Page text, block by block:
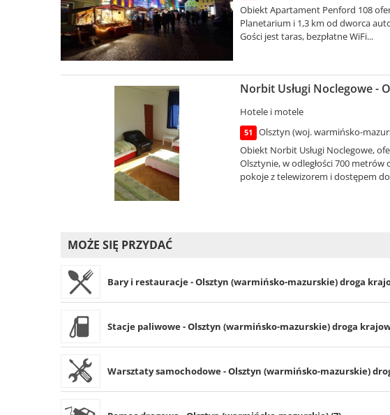
Obiekt Apartament Penford 108
Planetarium i 1,3 km od dworca
Gości jest taras, bezpłatne WiFi...
Norbit Usługi Noclegowe -
Hotele i motele
51
Olsztyn (woj. warmińsko-
Obiekt Norbit Usługi Noclegowe,
Olsztynie, w odległości 700
pokoje z telewizorem i dostępem
MOŻE SIĘ PRZYDAĆ
Bary i restauracje - Olsztyn (warmińsko-mazurskie) droga
Stacje paliwowe - Olsztyn (warmińsko-mazurskie) droga
Warsztaty samochodowe - Olsztyn (warmińsko-mazurskie)